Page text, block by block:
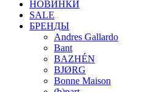
НОВИНКИ
SALE
БРЕНДЫ
Andres Gallardo
Bant
BAZHÉN
BJØRG
Bonne Maison